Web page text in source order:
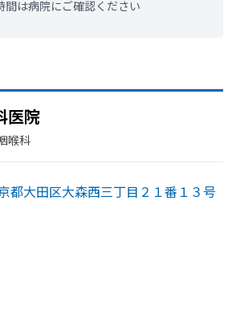
間は病院にご確認ください
医院
喉科
都大田区大森西三丁目２１番１３号